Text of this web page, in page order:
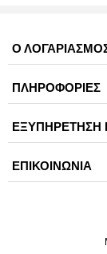
Ο
ΠΛΗΡΟΦΟΡΙΕΣ
ΕΞΥΠΗΡΕΤΗΣΗ
ΕΠΙΚΟΙΝΩΝΙΑ